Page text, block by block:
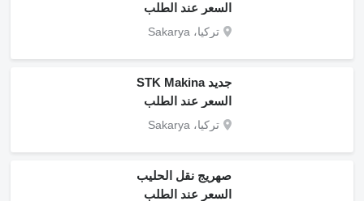
السعر عند الطلب
تركيا، Sakarya
جديد STK Makina
السعر عند الطلب
تركيا، Sakarya
صهريج نقل الحليب
السعر عند الطلب